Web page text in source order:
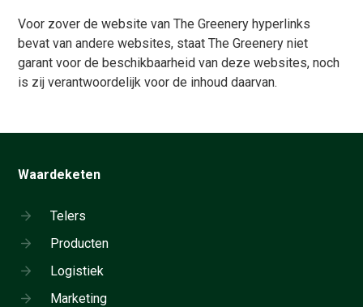
Voor zover de website van The Greenery hyperlinks
bevat van andere websites, staat The Greenery niet
garant voor de beschikbaarheid van deze websites, noch
is zij verantwoordelijk voor de inhoud daarvan.
Waardeketen
Telers
Producten
Logistiek
Marketing